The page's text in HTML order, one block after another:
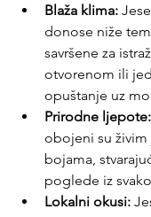
Blaža klima:
donose niže
savršene za
otvorenom ili
opuštanje uz
Prirodne ljepote:
obojeni su živim
bojama,
poglede iz
Lokalni okusi: